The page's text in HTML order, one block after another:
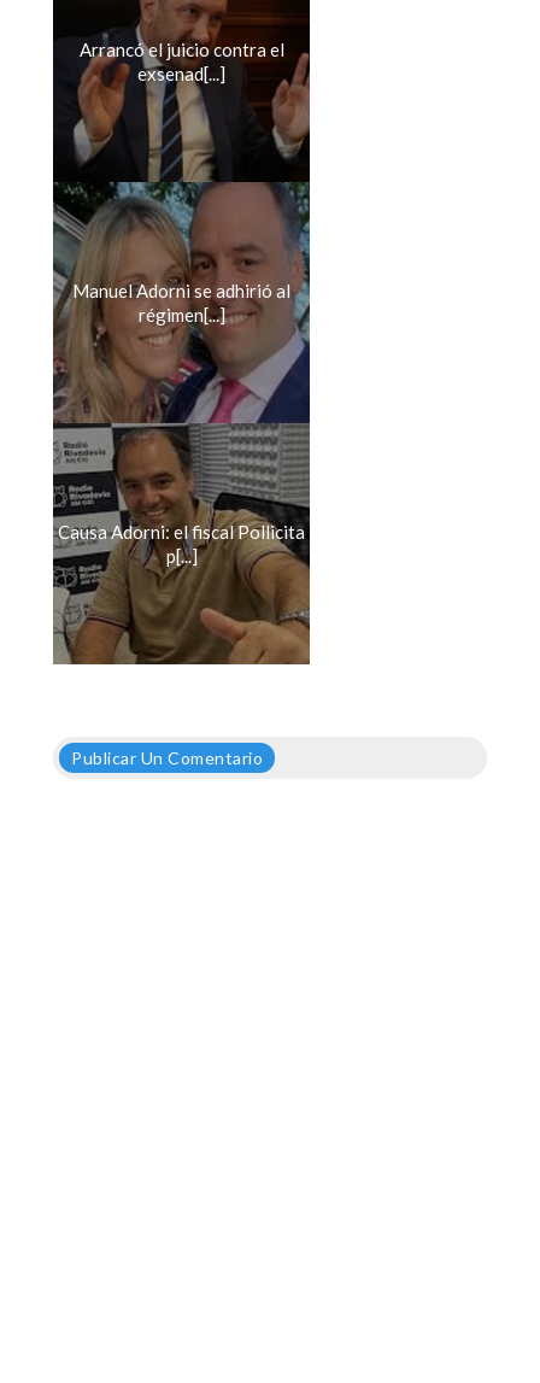
Arrancó el juicio contra el
exsenad[...]
Manuel Adorni se adhirió al
régimen[...]
Causa Adorni: el fiscal Pollicita
p[...]
Publicar Un Comentario